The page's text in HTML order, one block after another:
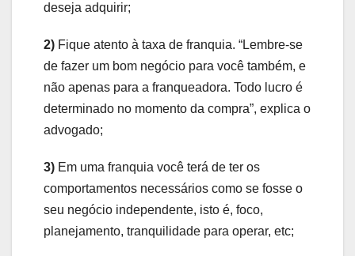
deseja adquirir;
2) Fique atento à taxa de franquia. “Lembre-se
de fazer um bom negócio para você também, e
não apenas para a franqueadora. Todo lucro é
determinado no momento da compra”, explica o
advogado;
3) Em uma franquia você terá de ter os
comportamentos necessários como se fosse o
seu negócio independente, isto é, foco,
planejamento, tranquilidade para operar, etc;